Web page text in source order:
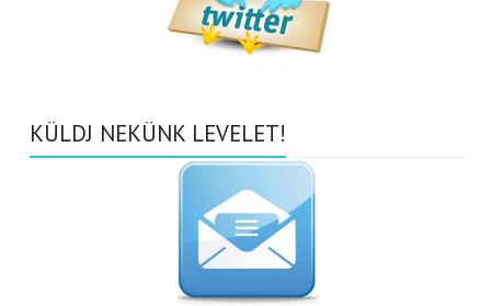
KÜLDJ NEKÜNK LEVELET!